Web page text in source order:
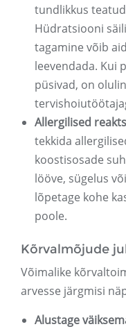
tundlikkus
Hüdratsiooni
tagamine võib
leevendada. Kui
püsivad, on
Allergilised
tekkida
koostisosade
lööve, sügelus
lõpetage kohe
poole.
Kõrvalmõjude
Võimalike
arvesse järgmisi
Alustage